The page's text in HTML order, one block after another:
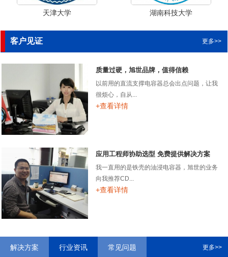
天津大学 湖南科技大学
客户见证 更多>>
质量过硬，旭世品牌，值得信赖
以前用的直流支撑电容器总会出点问题，让我
很烦心，自从...
+查看详情
应用工程师协助选型 免费提供解决方案
我一直用的是铁壳的油浸电容器，旭世的业务
向我推荐CD...
+查看详情
解决方案 行业资讯 常见问题 更多>>